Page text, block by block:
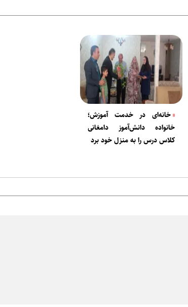
خانه‌ای در خدمت آموزش؛
خانواده دانش‌آموز دامغانی
کلاس درس را به منزل خود برد